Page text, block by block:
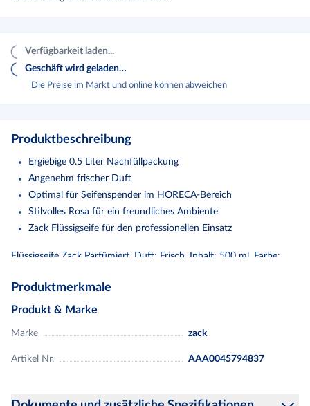
Verfügbarkeit laden...
Geschäft wird geladen…
Die Preise im Markt und online können abweichen
Produktbeschreibung
Ergiebige 0.5 Liter Nachfüllpackung
Angenehm frischer Duft
Optimal für Seifenspender im HORECA-Bereich
Stilvolles Rosa für ein freundliches Ambiente
Zack Flüssigseife für den professionellen Einsatz
Flüssigseife Zack Parfümiert. Duft: Frisch. Inhalt: 500 ml. Farbe:
Produktmerkmale
Produkt & Marke
Marke zack
Artikel Nr. AAA0045794837